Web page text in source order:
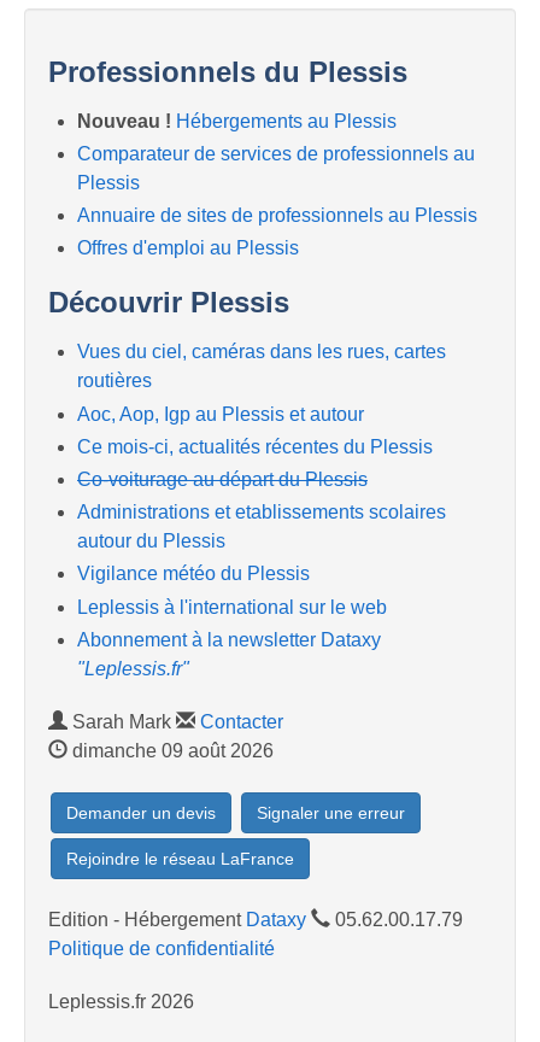
Professionnels du Plessis
Nouveau ! Hébergements au Plessis
Comparateur de services de professionnels au
Plessis
Annuaire de sites de professionnels au Plessis
Offres d'emploi au Plessis
Découvrir Plessis
Vues du ciel, caméras dans les rues, cartes
routières
Aoc, Aop, Igp au Plessis et autour
Ce mois-ci, actualités récentes du Plessis
Co-voiturage au départ du Plessis
Administrations et etablissements scolaires
autour du Plessis
Vigilance météo du Plessis
Leplessis à l'international sur le web
Abonnement à la newsletter Dataxy
"Leplessis.fr"
Sarah Mark
Contacter
dimanche 09 août 2026
Demander un devis Signaler une erreur
Rejoindre le réseau LaFrance
Edition - Hébergement Dataxy
05.62.00.17.79
Politique de confidentialité
Leplessis.fr 2026